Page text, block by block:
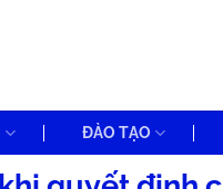
ĐÀO TẠO